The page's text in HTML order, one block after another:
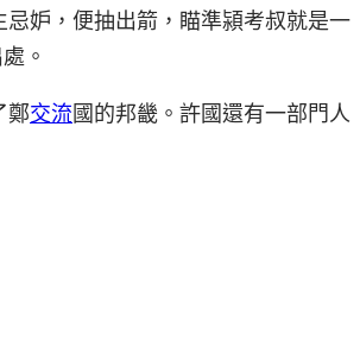
妒，便抽出箭，瞄準潁考叔就是一
。
鄭交流國的邦畿。許國還有一部門人